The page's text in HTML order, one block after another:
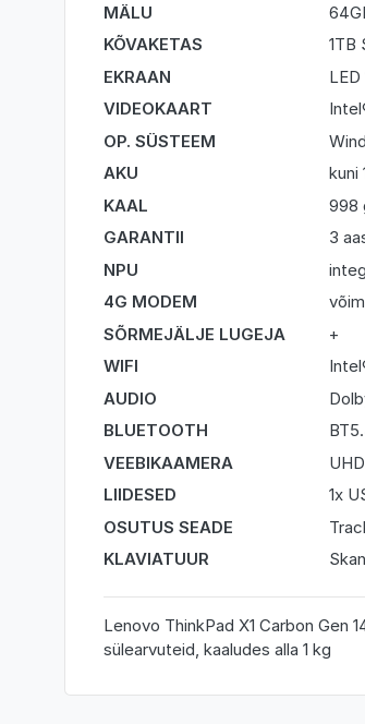
MÄLU
KÕVAKETAS
1TB
EKRAAN
VIDEOKAART
OP. SÜSTEEM
AKU
kuni
KAAL
998
GARANTII
3
NPU
4G MODEM
SÕRMEJÄLJE LUGEJA
+
WIFI
AUDIO
BLUETOOTH
VEEBIKAAMERA
LIIDESED
1x
OSUTUS SEADE
KLAVIATUUR
Lenovo ThinkPad X1 Carbon Gen
sülearvuteid, kaaludes alla 1 kg